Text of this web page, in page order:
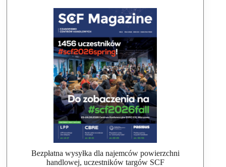
Bezpłatna wysyłka dla najemców powierzchni
handlowej, uczestników targów SCF